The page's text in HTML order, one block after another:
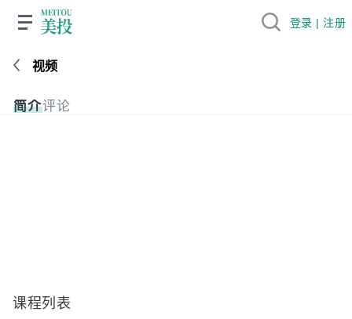
视频
简介评论
课程列表
登录 | 注册